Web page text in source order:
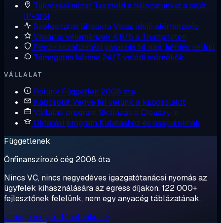
Tükrözési nézet Teszteld a hálózatunkat a saját
IP-dről
Szolgáltatás állapotaValós idejű elérhetőség
Vásárlói vélemények 4,6/5 a Trustpiloton
Pénzvisszafizetési garancia14 nap, kérdés nélkül
Támogatás kérése 24/7, valódi mérnökök
VÁLLALAT
Rólunk Független 2008 óta
KapcsolatVegye fel velünk a kapcsolatot
Vállalati program Skálázás a Cloudzy-n
Oktatási program Kutatáshoz és csapatoknak
Függetlenek
Önfinanszírozó cég 2008 óta
Nincs VC, nincs negyedéves igazgatótanácsi nyomás az
ügyfelek kihasználására az egress díjakon. 122 000+
fejlesztőnek felelünk, nem egy anyacég táblázatának.
Ismerje meg történetünket →